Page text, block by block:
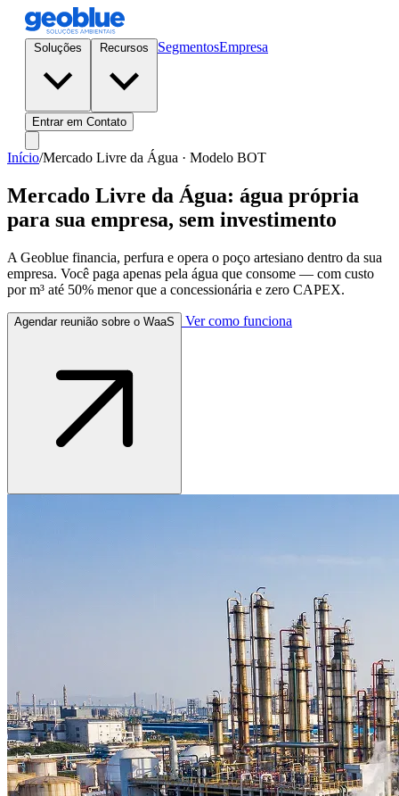
SegmentosEmpresa
Entrar em Contato
Início/Mercado Livre da Água · Modelo BOT
Mercado Livre da Água: água própria
para sua empresa, sem investimento
A Geoblue financia, perfura e opera o poço artesiano dentro da sua
empresa. Você paga apenas pela água que consome — com custo
por m³ até 50% menor que a concessionária e zero CAPEX.
Agendar reunião sobre o WaaS Ver como funciona